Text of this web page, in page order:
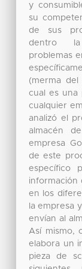
y
su
de sus
dentro
problemas
(merma del
cual es una
cualquier
analizó el
almacén
empresa
de este
específico
información
en los
la empresa
envían al
Así mismo,
elabora un
pieza de